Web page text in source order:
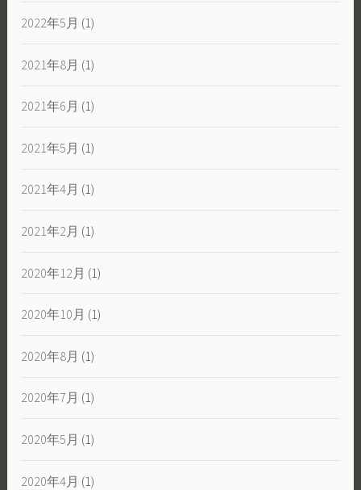
2022年5月 (1)
2021年8月 (1)
2021年6月 (1)
2021年5月 (1)
2021年4月 (1)
2021年2月 (1)
2020年12月 (1)
2020年10月 (1)
2020年8月 (1)
2020年7月 (1)
2020年5月 (1)
2020年4月 (1)